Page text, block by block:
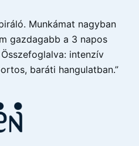
Munkámat nagyban
gazdagabb a 3 napos
intenzív
baráti hangulatban.”